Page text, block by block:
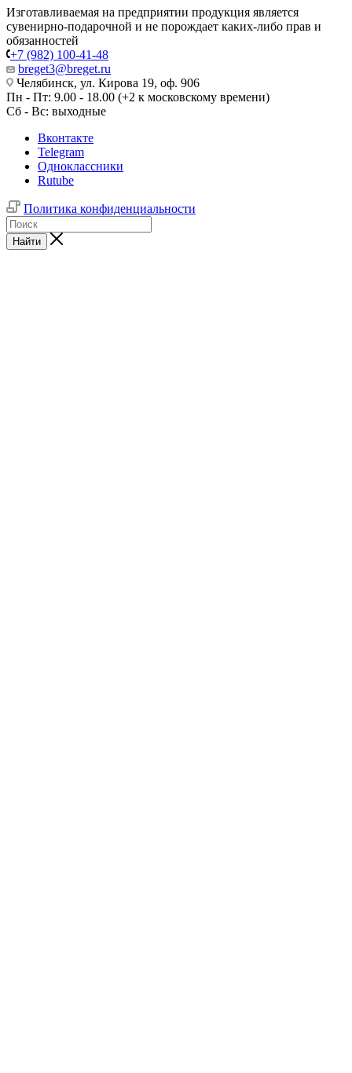
Изготавливаемая на предприятии продукция является
сувенирно-подарочной и не порождает каких-либо прав и
обязанностей
+7 (982) 100-41-48
breget3@breget.ru
Челябинск, ул. Кирова 19, оф. 906
Пн - Пт: 9.00 - 18.00 (+2 к московскому времени)
Сб - Вс: выходные
Вконтакте
Telegram
Одноклассники
Rutube
Политика конфиденциальности
Найти